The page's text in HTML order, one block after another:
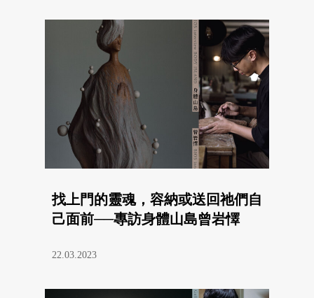
找上門的靈魂，容納或送回祂們自
己面前──專訪身體山島曾岩懌
22.03.2023